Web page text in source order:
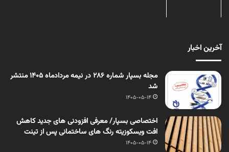
آخرین اخبار
مجله بسپار شماره 286 در نیمه مردادماه 1405 منتشر
شد
1405-05-14
اختصاصی بسپار/ معرفی افزودنی های جدید کاهش
افت ویسکوزیته رنگ های ساختمانی پس از تینت
1405-05-14